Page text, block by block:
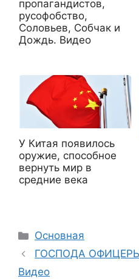
пропагандистов,
русофобcтво,
Соловьев, Собчак и
Дождь. Видео
У Китая появилось
оружие, способное
вернуть мир в
средние века
Рубрики
Основная
ГОСПОДА
Видео